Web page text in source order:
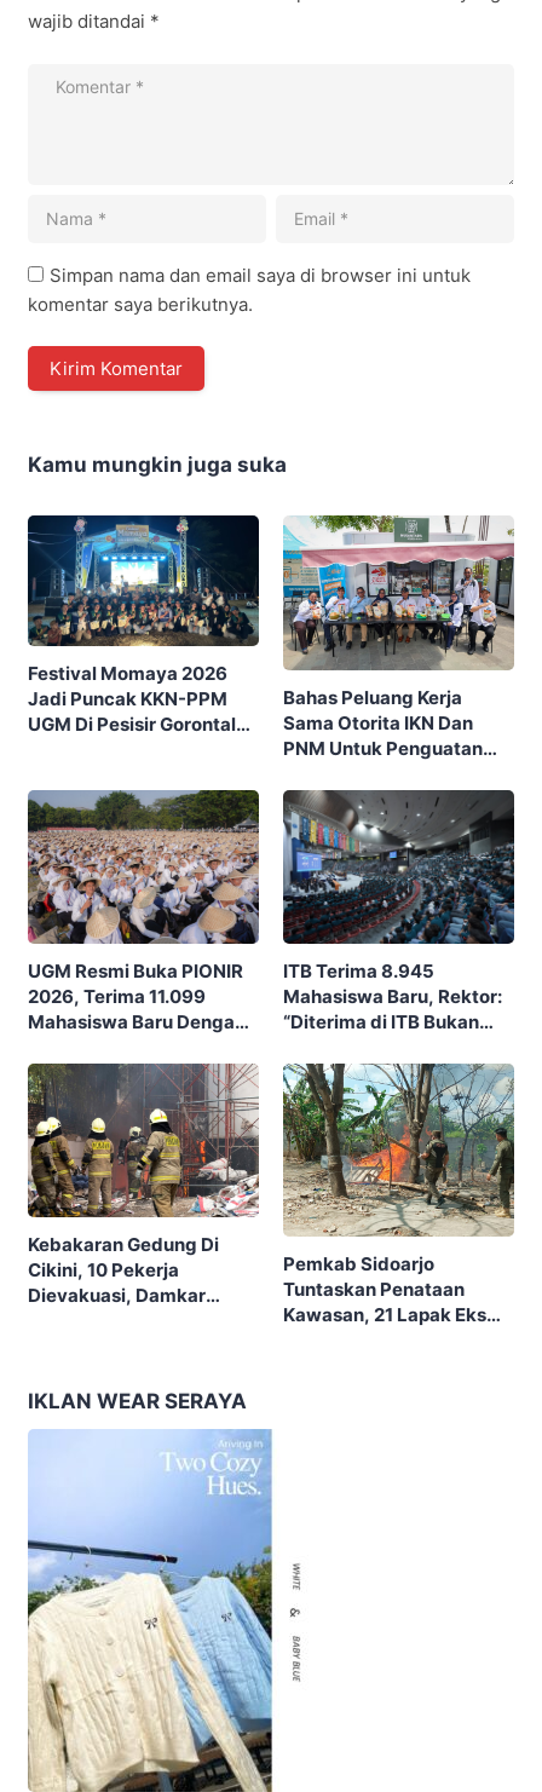
wajib ditandai *
Simpan nama dan email saya di browser ini untuk
komentar saya berikutnya.
Kamu mungkin juga suka
Festival Momaya 2026
Jadi Puncak KKN-PPM
UGM Di Pesisir Gorontalo,
Bahas Peluang Kerja
Sama Otorita IKN Dan
PNM Untuk Penguatan
Nusantara
UGM Resmi Buka PIONIR
2026, Terima 11.099
Mahasiswa Baru Dengan
Membangun Bangsa”
ITB Terima 8.945
Mahasiswa Baru, Rektor:
“Diterima di ITB Bukan
Kebakaran Gedung Di
Cikini, 10 Pekerja
Dievakuasi, Damkar
Pemkab Sidoarjo
Tuntaskan Penataan
Kawasan, 21 Lapak Eks
IKLAN WEAR SERAYA